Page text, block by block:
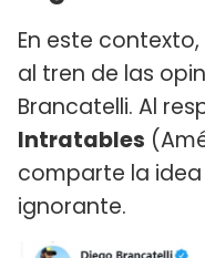
En este
al tren de las
Brancatelli. Al
Intratables
comparte la
ignorante.